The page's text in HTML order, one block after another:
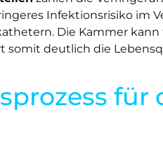
Infektionsrisiko im
Die Kammer kann
somit deutlich die
für